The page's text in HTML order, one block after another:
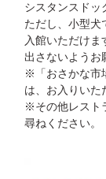
シスタンスドッ
ただし、小型犬
入館いただけま
出さないようお
※「おさかな市
は、お入りいた
※その他レスト
尋ねください。